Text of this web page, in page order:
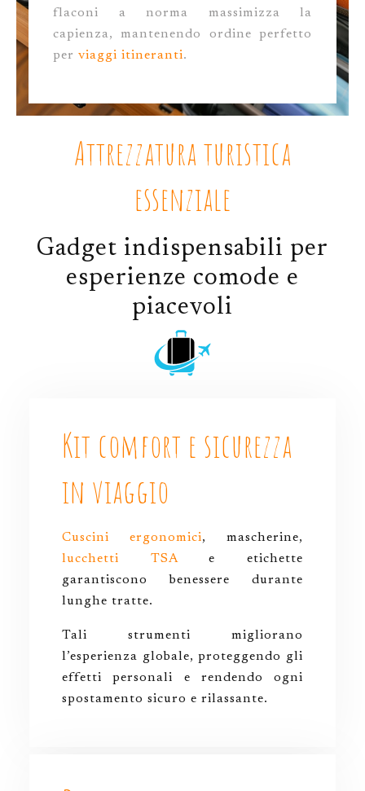
flaconi a norma massimizza la
capienza, mantenendo ordine perfetto
per viaggi itineranti.
Attrezzatura turistica
essenziale
Gadget indispensabili per
esperienze comode e
piacevoli
Kit comfort e sicurezza
in viaggio
Cuscini ergonomici, mascherine,
lucchetti TSAe etichette
garantiscono benessere durante
lunghe tratte.
Tali strumenti migliorano
l’esperienza globale, proteggendo gli
effetti personali e rendendo ogni
spostamento sicuro e rilassante.